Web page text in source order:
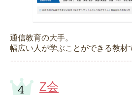
通信教育の大手。
幅広い人が学ぶことができる教材
Z会